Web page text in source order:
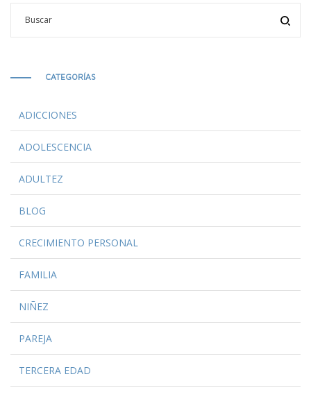
CATEGORÍAS
ADICCIONES
ADOLESCENCIA
ADULTEZ
BLOG
CRECIMIENTO PERSONAL
FAMILIA
NIÑEZ
PAREJA
TERCERA EDAD